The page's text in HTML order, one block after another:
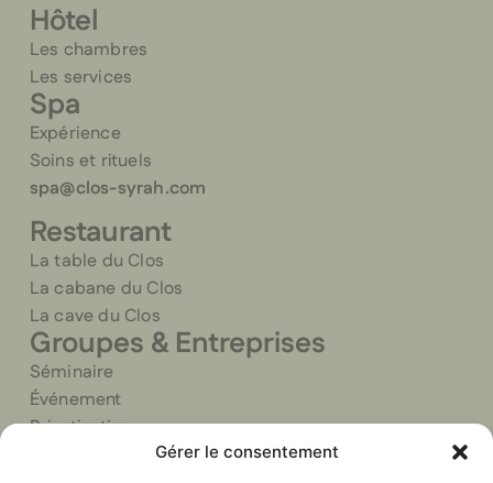
Gérer le consentement
Hôtel
Les chambres
Les services
Spa
Expérience
Soins et rituels
spa@clos-syrah.com
Restaurant
La table du Clos
La cabane du Clos
La cave du Clos
Groupes & Entreprises
Séminaire
Événement
Privatisation